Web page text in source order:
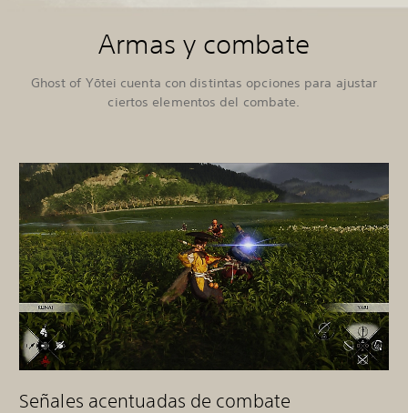
Armas y combate
Ghost of Yōtei cuenta con distintas opciones para ajustar
ciertos elementos del combate.
Señales acentuadas de combate